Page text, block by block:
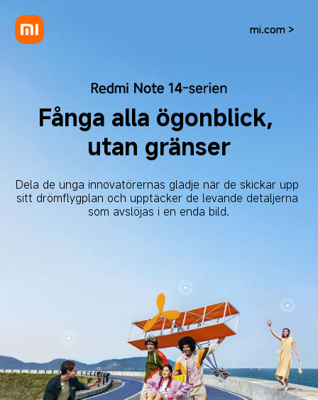
mi.com >
mi.com >
Fånga alla ögonblick,
utan gränser
Dela de unga innovatörernas glädje när de skickar upp
sitt drömflygplan och upptäcker de levande detaljerna
som avslöjas i en enda bild.